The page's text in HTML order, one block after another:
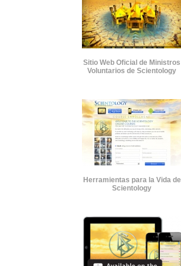
Sitio Web Oficial de Ministros
Voluntarios de Scientology
Herramientas para la Vida de
Scientology